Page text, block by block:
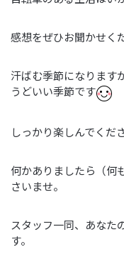
感想をぜひお聞かせく
汗ばむ季節になります
うどいい季節です
しっかり楽しんでくだ
何かありましたら（何
さいませ。
スタッフ一同、あなた
す。